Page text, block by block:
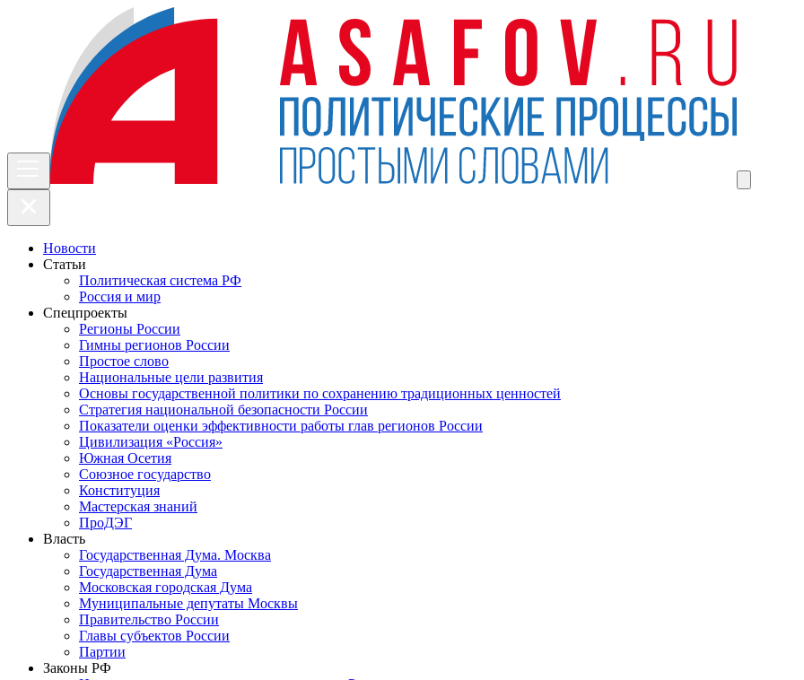
Новости
Статьи
Политическая система РФ
Россия и мир
Спецпроекты
Регионы России
Гимны регионов России
Простое слово
Национальные цели развития
Основы государственной политики по сохранению традиционных ценностей
Стратегия национальной безопасности России
Показатели оценки эффективности работы глав регионов России
Цивилизация «Россия»
Южная Осетия
Союзное государство
Конституция
Мастерская знаний
ПроДЭГ
Власть
Государственная Дума. Москва
Государственная Дума
Московская городская Дума
Муниципальные депутаты Москвы
Правительство России
Главы субъектов России
Партии
Законы РФ